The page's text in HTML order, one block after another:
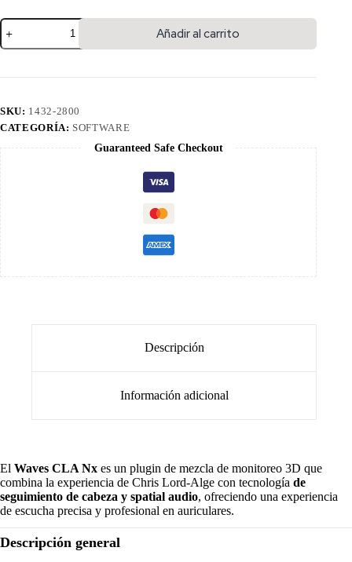
Añadir al carrito
SKU: 1432-2800
CATEGORÍA: SOFTWARE
Guaranteed Safe Checkout
Descripción
Información adicional
El Waves CLA Nx es un plugin de mezcla de monitoreo 3D que
combina la experiencia de Chris Lord-Alge con tecnología de
seguimiento de cabeza y spatial audio, ofreciendo una experiencia
de escucha precisa y profesional en auriculares.
Descripción general